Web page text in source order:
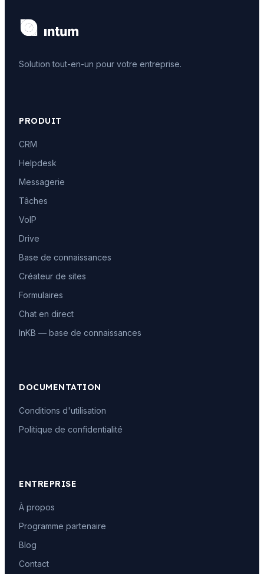
Solution tout-en-un pour votre entreprise.
PRODUIT
CRM
Helpdesk
Messagerie
Tâches
VoIP
Drive
Base de connaissances
Créateur de sites
Formulaires
Chat en direct
InKB — base de connaissances
DOCUMENTATION
Conditions d'utilisation
Politique de confidentialité
ENTREPRISE
À propos
Programme partenaire
Blog
Contact